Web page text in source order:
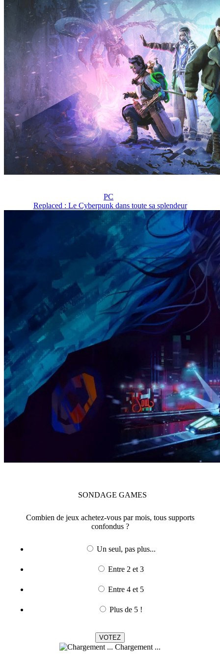
PC
Replaced : Le Cyberpunk dans toute sa splendeur
SONDAGE GAMES
Combien de jeux achetez-vous par mois, tous supports
confondus ?
Un seul, pas plus...
Entre 2 et 3
Entre 4 et 5
Plus de 5 !
Chargement ...